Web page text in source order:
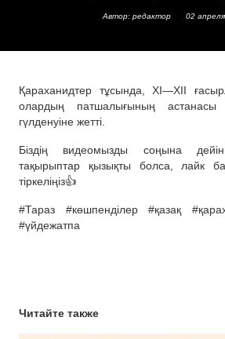
Автор: редактор 02
Қараханидтер тұсында, XI—XII
олардың патшалығының
гүлденуіне жетті.
Біздің видеомызды соңына
тақырыптар қызықты болса, лайк
тіркеліңіз👍
#Тараз #көшпенділер #қазақ
#үйдежатпа
Читайте также